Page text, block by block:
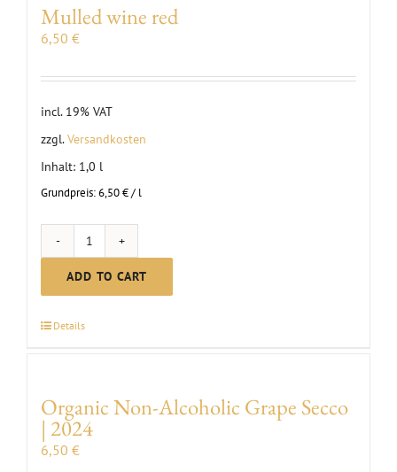
Mulled wine red
6,50 €
incl. 19% VAT
zzgl.Versandkosten
Inhalt: 1,0 l
Grundpreis:6,50€/ l
Mulled
wine
red
ADD TO CART
Details
Organic Non-Alcoholic Grape Secco
| 2024
6,50 €